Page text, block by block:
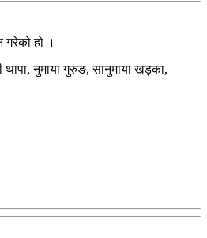
गरेको हो ।
थापा, नुमाया गुरुङ, सानुमाया खड्का,